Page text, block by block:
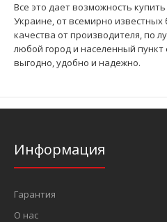
Все это дает возможность
Украине, от всемирно известных
качества от производителя, по
любой город и населенный
выгодно, удобно и надежно.
Информация
Гарантия
О нас